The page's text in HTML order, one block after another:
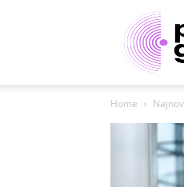
Poslovni
portal
Home